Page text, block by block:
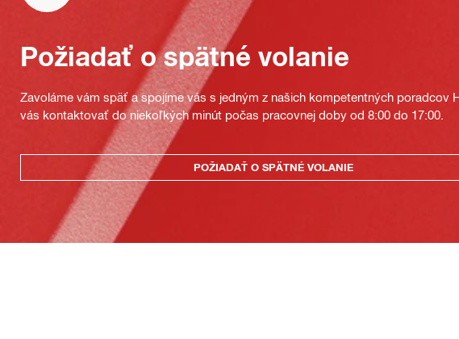
Požiadať o spätné volanie
Zavoláme vám späť a spojíme vás s jedným z našich kompetentných poradcov
vás kontaktovať do niekoľkých minút počas pracovnej doby od 8:00 do 17:00.
POŽIADAŤ O SPÄTNÉ VOLANIE